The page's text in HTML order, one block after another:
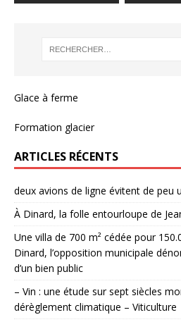
Glace à ferme
Formation glacier
ARTICLES RÉCENTS
deux avions de ligne évitent de peu
À Dinard, la folle entourloupe de
Une villa de 700 m² cédée pour
Dinard, l’opposition municipale
d’un bien public
– Vin : une étude sur sept siècles
dérèglement climatique – Viticulture